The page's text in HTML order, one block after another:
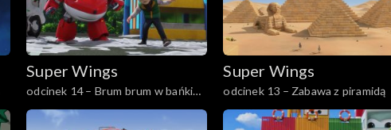
Super Wings
odcinek 14 – Brum brum w bańki
mydlane
Super Wings
odcinek 13 – Zabawa z piramidą